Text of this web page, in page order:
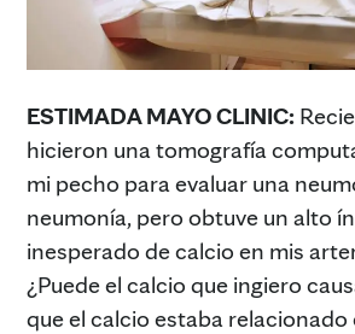
ESTIMADA MAYO CLINIC:
hicieron una tomografía
mi pecho para evaluar una
neumonía, pero obtuve un alto
inesperado de calcio en mis
¿Puede el calcio que ingiero
que el calcio estaba relacionado